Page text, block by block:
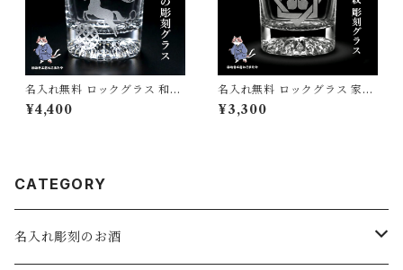
名入れ無料 ロックグラス 和風
馬 干支 和柄 お酒 焼酎 ウィス
キー 酒器 父の日 敬老の日 母
¥4,400
名入れ無料 ロックグラス 家紋
坂本龍馬 お酒 透明 プレゼント
ギフト 父の日 敬老の日 母の日
¥3,300
CATEGORY
名入れ彫刻のお酒